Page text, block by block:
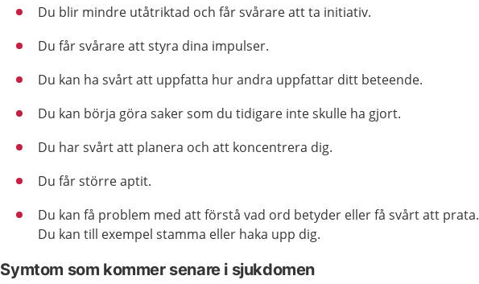
Du blir mindre utåtriktad och får svårare att ta initiativ.
Du får svårare att styra dina impulser.
Du kan ha svårt att uppfatta hur andra uppfattar ditt beteende.
Du kan börja göra saker som du tidigare inte skulle ha gjort.
Du har svårt att planera och att koncentrera dig.
Du får större aptit.
Du kan få problem med att förstå vad ord betyder eller få svårt att prata.
Du kan till exempel stamma eller haka upp dig.
Symtom som kommer senare i sjukdomen